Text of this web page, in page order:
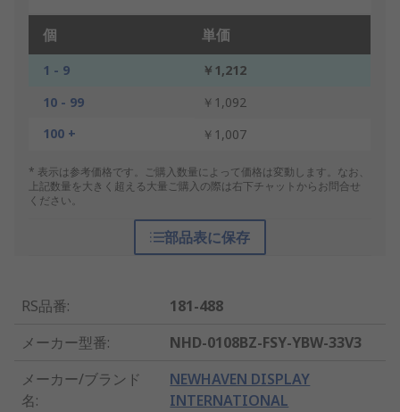
個 単価
1 - 9
￥1,212
10 - 99
￥1,092
100 +
￥1,007
* 表示は参考価格です。ご購入数量によって価格は変動します。なお、
上記数量を大きく超える大量ご購入の際は右下チャットからお問合せ
ください。
部品表に保存
RS品番:
181-488
メーカー型番:
NHD-0108BZ-FSY-YBW-33V3
メーカー/ブランド
名:
NEWHAVEN DISPLAY
INTERNATIONAL